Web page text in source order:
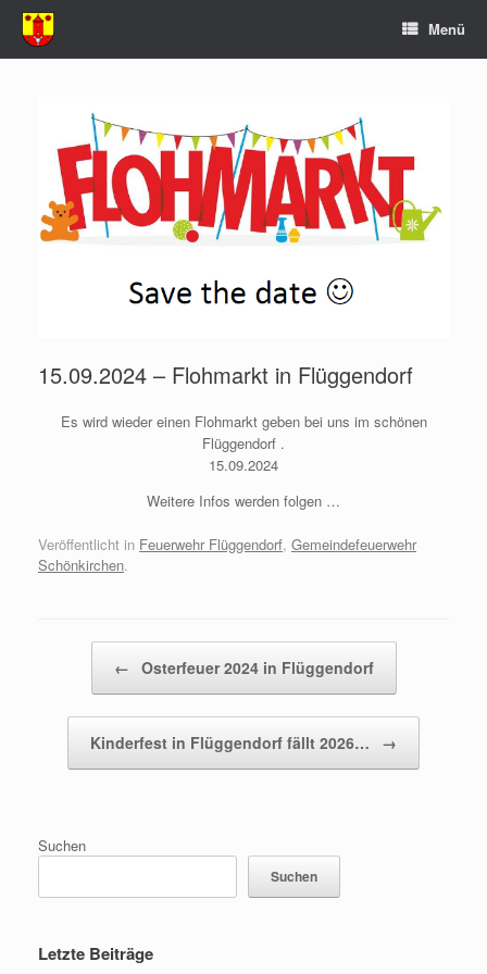
Zum
Inhalt
springen
Menü
15.09.2024 – Flohmarkt in Flüggendorf
Es wird wieder einen Flohmarkt geben bei uns im schönen
Flüggendorf .
15.09.2024
Weitere Infos werden folgen …
Veröffentlicht in Feuerwehr Flüggendorf, Gemeindefeuerwehr
Schönkirchen.
← Osterfeuer 2024 in Flüggendorf
Kinderfest in Flüggendorf fällt 2026… →
Suchen
Suchen
Letzte Beiträge